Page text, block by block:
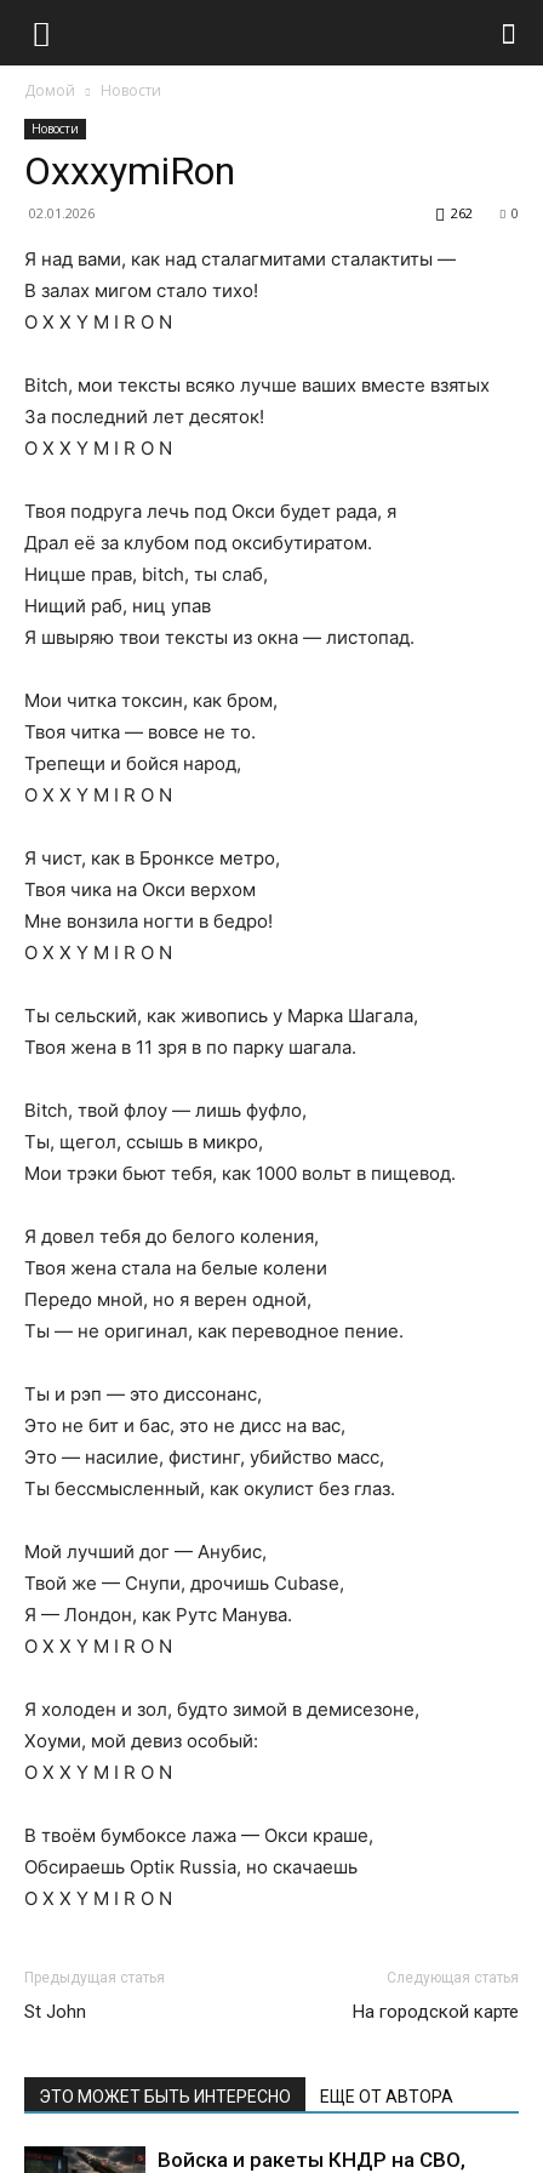
Домой Новости
Новости
OxxxymiRon
02.01.2026 0
262
Я над вами, как над сталагмитами сталактиты —
В залах мигом стало тихо!
O X X Y M I R O N
Bitch, мои тексты всяко лучше ваших вместе взятых
За последний лет десяток!
O X X Y M I R O N
Твоя подруга лечь под Окси будет рада, я
Драл её за клубом под оксибутиратом.
Ницше прав, bitch, ты слаб,
Нищий раб, ниц упав
Я швыряю твои тексты из окна — листопад.
Мои читка токсин, как бром,
Твоя читка — вовсе не то.
Трепещи и бойся народ,
O X X Y M I R O N
Я чист, как в Бронксе метро,
Твоя чика на Окси верхом
Мне вонзила ногти в бедро!
O X X Y M I R O N
Ты сельский, как живопись у Марка Шагала,
Твоя жена в 11 зря в по парку шагала.
Bitch, твой флоу — лишь фуфло,
Ты, щегол, ссышь в микро,
Мои трэки бьют тебя, как 1000 вольт в пищевод.
Я довел тебя до белого коления,
Твоя жена стала на белые колени
Передо мной, но я верен одной,
Ты — не оригинал, как переводное пение.
Ты и рэп — это диссонанс,
Это не бит и бас, это не дисс на вас,
Это — насилие, фистинг, убийство масс,
Ты бессмысленный, как окулист без глаз.
Мой лучший дог — Анубис,
Твой же — Снупи, дрочишь Cubase,
Я — Лондон, как Рутс Манува.
O X X Y M I R O N
Я холоден и зол, будто зимой в демисезоне,
Хоуми, мой девиз особый:
O X X Y M I R O N
В твоём бумбоксе лажа — Окси краше,
Обсираешь Optiк Russia, но скачаешь
O X X Y M I R O N
Предыдущая статья
St John
Следующая статья
На городской карте
ЭТО МОЖЕТ БЫТЬ ИНТЕРЕСНО ЕЩЕ ОТ АВТОРА
Войска и ракеты КНДР на СВО,